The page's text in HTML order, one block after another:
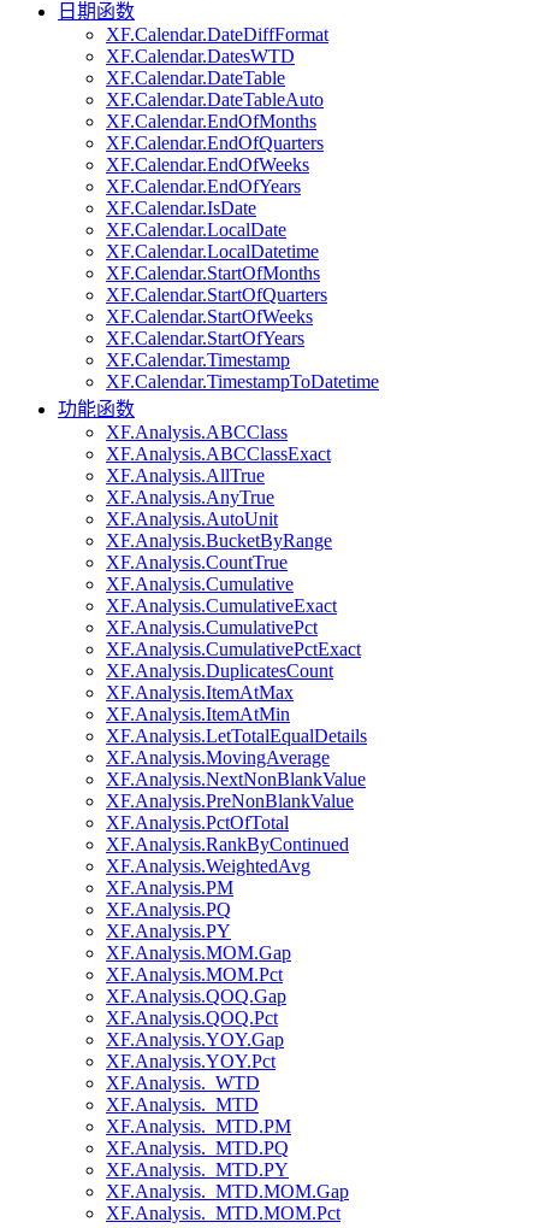
日期函数
XF.Calendar.DateDiffFormat
XF.Calendar.DatesWTD
XF.Calendar.DateTable
XF.Calendar.DateTableAuto
XF.Calendar.EndOfMonths
XF.Calendar.EndOfQuarters
XF.Calendar.EndOfWeeks
XF.Calendar.EndOfYears
XF.Calendar.IsDate
XF.Calendar.LocalDate
XF.Calendar.LocalDatetime
XF.Calendar.StartOfMonths
XF.Calendar.StartOfQuarters
XF.Calendar.StartOfWeeks
XF.Calendar.StartOfYears
XF.Calendar.Timestamp
XF.Calendar.TimestampToDatetime
功能函数
XF.Analysis.ABCClass
XF.Analysis.ABCClassExact
XF.Analysis.AllTrue
XF.Analysis.AnyTrue
XF.Analysis.AutoUnit
XF.Analysis.BucketByRange
XF.Analysis.CountTrue
XF.Analysis.Cumulative
XF.Analysis.CumulativeExact
XF.Analysis.CumulativePct
XF.Analysis.CumulativePctExact
XF.Analysis.DuplicatesCount
XF.Analysis.ItemAtMax
XF.Analysis.ItemAtMin
XF.Analysis.LetTotalEqualDetails
XF.Analysis.MovingAverage
XF.Analysis.NextNonBlankValue
XF.Analysis.PreNonBlankValue
XF.Analysis.PctOfTotal
XF.Analysis.RankByContinued
XF.Analysis.WeightedAvg
XF.Analysis.PM
XF.Analysis.PQ
XF.Analysis.PY
XF.Analysis.MOM.Gap
XF.Analysis.MOM.Pct
XF.Analysis.QOQ.Gap
XF.Analysis.QOQ.Pct
XF.Analysis.YOY.Gap
XF.Analysis.YOY.Pct
XF.Analysis._WTD
XF.Analysis._MTD
XF.Analysis._MTD.PM
XF.Analysis._MTD.PQ
XF.Analysis._MTD.PY
XF.Analysis._MTD.MOM.Gap
XF.Analysis._MTD.MOM.Pct